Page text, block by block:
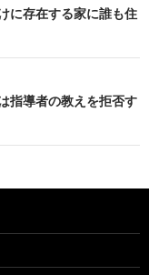
に存在する家に誰も住
指導者の教えを拒否す